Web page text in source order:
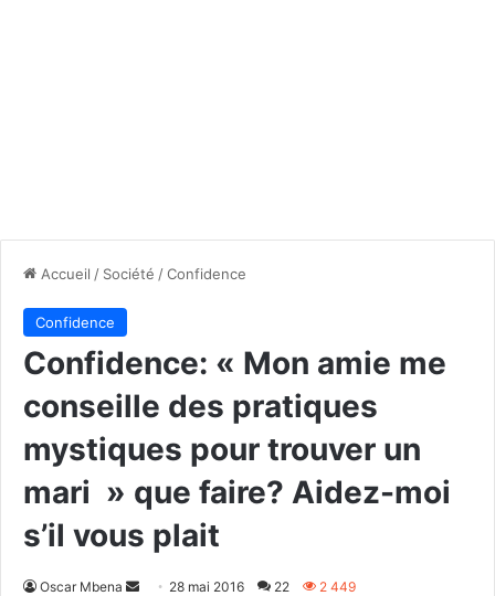
Accueil / Société /Confidence
Confidence
Confidence: « Mon amie me
conseille des pratiques
mystiques pour trouver un
mari » que faire? Aidez-moi
s’il vous plait
Oscar Mbena
Envoyer28 mai 2016 22 2 449